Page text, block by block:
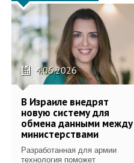
4.06.2026
В Израиле внедрят
новую систему для
обмена данными между
министерствами
Разработанная для армии
технология поможет